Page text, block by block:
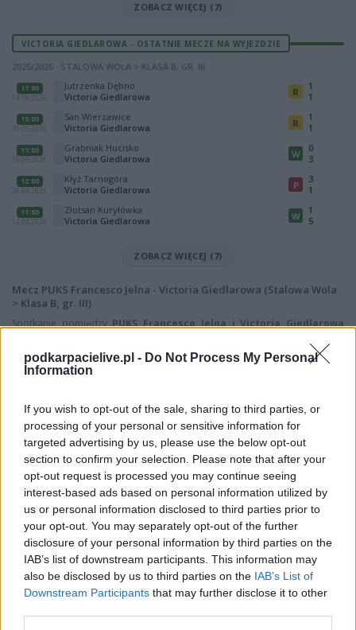
podkarpacielive.pl - Do Not Process My Personal
Information
If you wish to opt-out of the sale, sharing to third parties, or
processing of your personal or sensitive information for
targeted advertising by us, please use the below opt-out
section to confirm your selection. Please note that after your
opt-out request is processed you may continue seeing
interest-based ads based on personal information utilized by
us or personal information disclosed to third parties prior to
your opt-out. You may separately opt-out of the further
disclosure of your personal information by third parties on the
IAB’s list of downstream participants. This information may
also be disclosed by us to third parties on the IAB’s List of
Downstream Participants that may further disclose it to other
ZOBACZ WIĘCEJ (7)
VICTORIA GIEDLAROWA - OSTATNIE MECZE NA WYJEZDZIE
2025/2026 · STALOWA WOLA > KLASA B, GR. III
11:00
14.06.2026
Jutrzenka Dębno
Victoria Giedlarowa
R
1
1
15:00
31.05.2026
San Wierzawice
Victoria Giedlarowa
R
1
1
11:00
10.05.2026
Grabniak Hucisko
Victoria Giedlarowa
W
0
3
12:00
26.04.2026
Kłyż Tarnogóra
Victoria Giedlarowa
P
3
1
11:00
12.04.2026
Złotsan Kuryłówka
Victoria Giedlarowa
W
1
5
ZOBACZ WIĘCEJ (7)
Mecz PUKS Francesco Jelna - Victoria Giedlarowa (Stalowa Wola
> Klasa B, gr. III)
Spotkanie pomiędzyPUKS Francesco Jelna i Victoria Giedlarowa
Stalowa Wola > Klasa B, gr. III).
Na stroniePodkarpacieLive.pl
spotkania . To kompletne źródło danych dla kibiców i pasjonatów
lokalnej piłki nożnej. Jeżeli aktualnie nie widzisz tutaj danych z pewnością
pracujemy nad tym żeby je uzupełnić.
Wynik meczu PUKS Francesco Jelna vs Victoria Giedlarowa
Po zakończeniu spotkania automatycznie publikujemyoficjalny wynik
spotkania, a także dane meczowe, jeśli są dostępne.
Pełny harmonogram rozgrywek dostępny jest tutaj:Stalowa Wola >
Klasa B, gr. III - terminarz.
Informacje o składach i strzelcach
W miarę dostępności danych, publikujemyskłady wyjściowe,
rezerwowych, zmiany oraz listę strzelców bramek. Informacje te